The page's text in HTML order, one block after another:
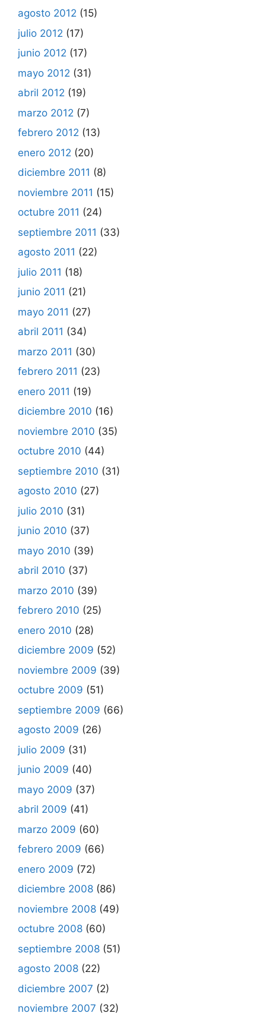
agosto 2012 (15)
julio 2012 (17)
junio 2012 (17)
mayo 2012 (31)
abril 2012 (19)
marzo 2012 (7)
febrero 2012 (13)
enero 2012 (20)
diciembre 2011 (8)
noviembre 2011 (15)
octubre 2011 (24)
septiembre 2011 (33)
agosto 2011 (22)
julio 2011 (18)
junio 2011 (21)
mayo 2011 (27)
abril 2011 (34)
marzo 2011 (30)
febrero 2011 (23)
enero 2011 (19)
diciembre 2010 (16)
noviembre 2010 (35)
octubre 2010 (44)
septiembre 2010 (31)
agosto 2010 (27)
julio 2010 (31)
junio 2010 (37)
mayo 2010 (39)
abril 2010 (37)
marzo 2010 (39)
febrero 2010 (25)
enero 2010 (28)
diciembre 2009 (52)
noviembre 2009 (39)
octubre 2009 (51)
septiembre 2009 (66)
agosto 2009 (26)
julio 2009 (31)
junio 2009 (40)
mayo 2009 (37)
abril 2009 (41)
marzo 2009 (60)
febrero 2009 (66)
enero 2009 (72)
diciembre 2008 (86)
noviembre 2008 (49)
octubre 2008 (60)
septiembre 2008 (51)
agosto 2008 (22)
diciembre 2007 (2)
noviembre 2007 (32)